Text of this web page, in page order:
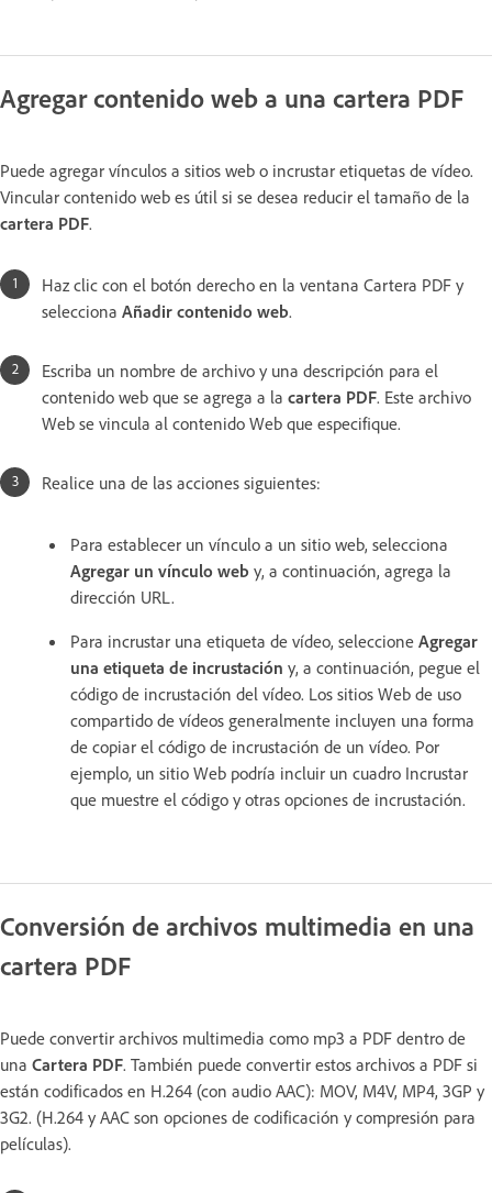
Agregar contenido web a una cartera PDF
Puede agregar vínculos a sitios web o incrustar etiquetas de vídeo.
Vincular contenido web es útil si se desea reducir el tamaño de la
cartera PDF.
Haz clic con el botón derecho en la ventana Cartera PDF y
selecciona Añadir contenido web.
Escriba un nombre de archivo y una descripción para el
contenido web que se agrega a la cartera PDF. Este archivo
Web se vincula al contenido Web que especifique.
Realice una de las acciones siguientes:
Para establecer un vínculo a un sitio web, selecciona
Agregar un vínculo web y, a continuación, agrega la
dirección URL.
Para incrustar una etiqueta de vídeo, seleccione Agregar
una etiqueta de incrustación y, a continuación, pegue el
código de incrustación del vídeo. Los sitios Web de uso
compartido de vídeos generalmente incluyen una forma
de copiar el código de incrustación de un vídeo. Por
ejemplo, un sitio Web podría incluir un cuadro Incrustar
que muestre el código y otras opciones de incrustación.
Conversión de archivos multimedia en una
cartera PDF
Puede convertir archivos multimedia como mp3 a PDF dentro de
una Cartera PDF. También puede convertir estos archivos a PDF si
están codificados en H.264 (con audio AAC): MOV, M4V, MP4, 3GP y
3G2. (H.264 y AAC son opciones de codificación y compresión para
películas).